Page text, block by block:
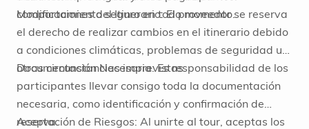
comportamiento seguro en todo momento.
Modificaciones del Itinerario: El proveedor se reserva
el derecho de realizar cambios en el itinerario debido
a condiciones climáticas, problemas de seguridad u
otras circunstancias imprevistas.
Documentación Necesaria: Es responsabilidad de los
participantes llevar consigo toda la documentación
necesaria, como identificación y confirmación de
reserva.
Aceptación de Riesgos: Al unirte al tour, aceptas los